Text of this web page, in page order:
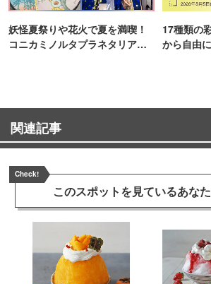
妖怪夏祭りや花火で夏を満喫！
コニカミノルタプラネタリア
17種類の
から自由
関連記事
Check!
このスポットを見ているあな